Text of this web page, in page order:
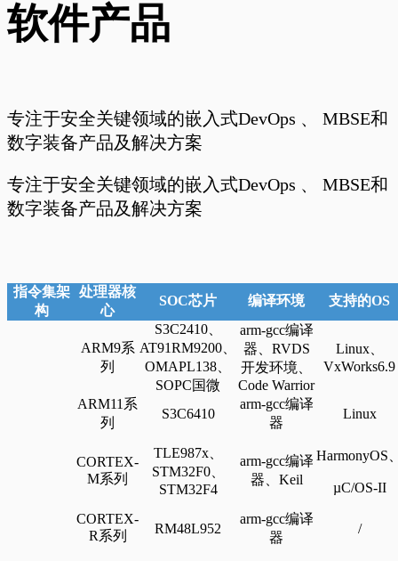
软件产品
专注于安全关键领域的嵌入式DevOps 、 MBSE和
数字装备产品及解决方案
专注于安全关键领域的嵌入式DevOps 、 MBSE和
数字装备产品及解决方案
指令集架
构
处理器核
心
SOC芯片 编译环境 支持的OS
ARM9系
列
S3C2410、
AT91RM9200、
OMAPL138、
SOPC国微
arm-gcc编译
器、RVDS
开发环境、
Code Warrior
Linux、
VxWorks6.9
ARM11系
列
S3C6410
arm-gcc编译
器
Linux
CORTEX-
M系列
TLE987x、
STM32F0、
STM32F4
arm-gcc编译
器、Keil
HarmonyOS
µC/OS-II
CORTEX-
R系列
RM48L952
arm-gcc编译
器
/